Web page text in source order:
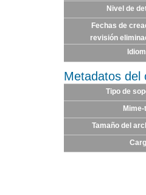
Nivel de
Fechas de
revisión
Metadatos del
Tipo de
Tamaño del